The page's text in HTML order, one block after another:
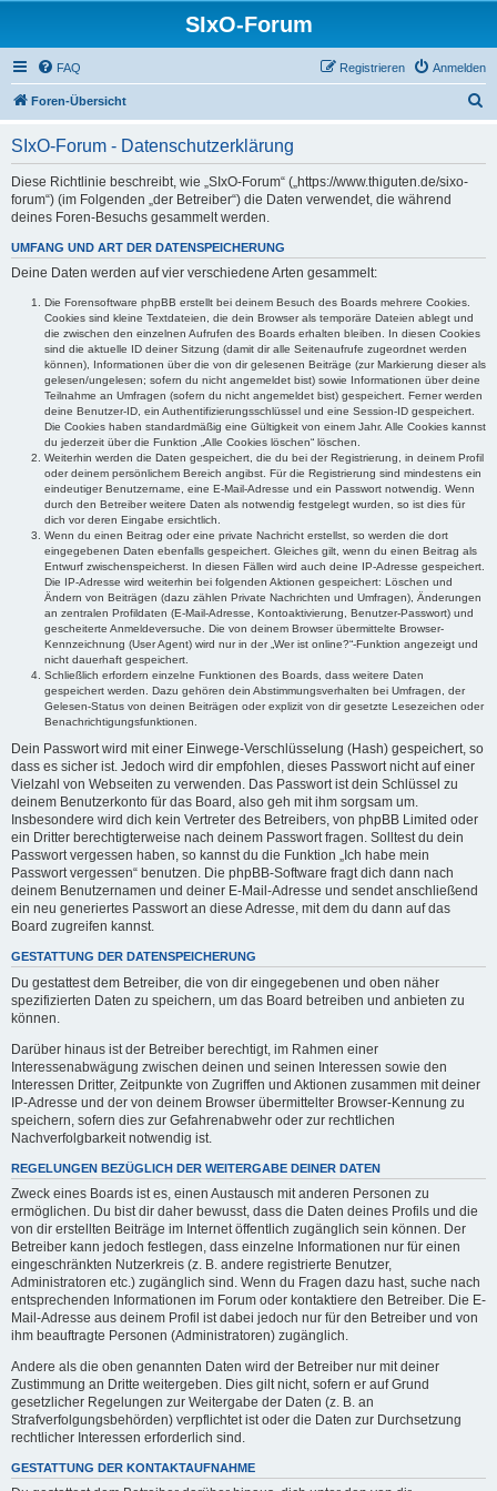
SIxO-Forum
FAQ Anmelden
Registrieren
Foren-Übersicht
SIxO-Forum - Datenschutzerklärung
Diese Richtlinie beschreibt, wie „SIxO-Forum“ („https://www.thiguten.de/sixo-
forum“) (im Folgenden „der Betreiber“) die Daten verwendet, die während
deines Foren-Besuchs gesammelt werden.
UMFANG UND ART DER DATENSPEICHERUNG
Deine Daten werden auf vier verschiedene Arten gesammelt:
Die Forensoftware phpBB erstellt bei deinem Besuch des Boards mehrere Cookies.
Cookies sind kleine Textdateien, die dein Browser als temporäre Dateien ablegt und
die zwischen den einzelnen Aufrufen des Boards erhalten bleiben. In diesen Cookies
sind die aktuelle ID deiner Sitzung (damit dir alle Seitenaufrufe zugeordnet werden
können), Informationen über die von dir gelesenen Beiträge (zur Markierung dieser als
gelesen/ungelesen; sofern du nicht angemeldet bist) sowie Informationen über deine
Teilnahme an Umfragen (sofern du nicht angemeldet bist) gespeichert. Ferner werden
deine Benutzer-ID, ein Authentifizierungsschlüssel und eine Session-ID gespeichert.
Die Cookies haben standardmäßig eine Gültigkeit von einem Jahr. Alle Cookies kannst
du jederzeit über die Funktion „Alle Cookies löschen“ löschen.
Weiterhin werden die Daten gespeichert, die du bei der Registrierung, in deinem Profil
oder deinem persönlichem Bereich angibst. Für die Registrierung sind mindestens ein
eindeutiger Benutzername, eine E-Mail-Adresse und ein Passwort notwendig. Wenn
durch den Betreiber weitere Daten als notwendig festgelegt wurden, so ist dies für
dich vor deren Eingabe ersichtlich.
Wenn du einen Beitrag oder eine private Nachricht erstellst, so werden die dort
eingegebenen Daten ebenfalls gespeichert. Gleiches gilt, wenn du einen Beitrag als
Entwurf zwischenspeicherst. In diesen Fällen wird auch deine IP-Adresse gespeichert.
Die IP-Adresse wird weiterhin bei folgenden Aktionen gespeichert: Löschen und
Ändern von Beiträgen (dazu zählen Private Nachrichten und Umfragen), Änderungen
an zentralen Profildaten (E-Mail-Adresse, Kontoaktivierung, Benutzer-Passwort) und
gescheiterte Anmeldeversuche. Die von deinem Browser übermittelte Browser-
Kennzeichnung (User Agent) wird nur in der „Wer ist online?“-Funktion angezeigt und
nicht dauerhaft gespeichert.
Schließlich erfordern einzelne Funktionen des Boards, dass weitere Daten
gespeichert werden. Dazu gehören dein Abstimmungsverhalten bei Umfragen, der
Gelesen-Status von deinen Beiträgen oder explizit von dir gesetzte Lesezeichen oder
Benachrichtigungsfunktionen.
Dein Passwort wird mit einer Einwege-Verschlüsselung (Hash) gespeichert, so
dass es sicher ist. Jedoch wird dir empfohlen, dieses Passwort nicht auf einer
Vielzahl von Webseiten zu verwenden. Das Passwort ist dein Schlüssel zu
deinem Benutzerkonto für das Board, also geh mit ihm sorgsam um.
Insbesondere wird dich kein Vertreter des Betreibers, von phpBB Limited oder
ein Dritter berechtigterweise nach deinem Passwort fragen. Solltest du dein
Passwort vergessen haben, so kannst du die Funktion „Ich habe mein
Passwort vergessen“ benutzen. Die phpBB-Software fragt dich dann nach
deinem Benutzernamen und deiner E-Mail-Adresse und sendet anschließend
ein neu generiertes Passwort an diese Adresse, mit dem du dann auf das
Board zugreifen kannst.
GESTATTUNG DER DATENSPEICHERUNG
Du gestattest dem Betreiber, die von dir eingegebenen und oben näher
spezifizierten Daten zu speichern, um das Board betreiben und anbieten zu
können.
Darüber hinaus ist der Betreiber berechtigt, im Rahmen einer
Interessenabwägung zwischen deinen und seinen Interessen sowie den
Interessen Dritter, Zeitpunkte von Zugriffen und Aktionen zusammen mit deiner
IP-Adresse und der von deinem Browser übermittelter Browser-Kennung zu
speichern, sofern dies zur Gefahrenabwehr oder zur rechtlichen
Nachverfolgbarkeit notwendig ist.
REGELUNGEN BEZÜGLICH DER WEITERGABE DEINER DATEN
Zweck eines Boards ist es, einen Austausch mit anderen Personen zu
ermöglichen. Du bist dir daher bewusst, dass die Daten deines Profils und die
von dir erstellten Beiträge im Internet öffentlich zugänglich sein können. Der
Betreiber kann jedoch festlegen, dass einzelne Informationen nur für einen
eingeschränkten Nutzerkreis (z. B. andere registrierte Benutzer,
Administratoren etc.) zugänglich sind. Wenn du Fragen dazu hast, suche nach
entsprechenden Informationen im Forum oder kontaktiere den Betreiber. Die E-
Mail-Adresse aus deinem Profil ist dabei jedoch nur für den Betreiber und von
ihm beauftragte Personen (Administratoren) zugänglich.
Andere als die oben genannten Daten wird der Betreiber nur mit deiner
Zustimmung an Dritte weitergeben. Dies gilt nicht, sofern er auf Grund
gesetzlicher Regelungen zur Weitergabe der Daten (z. B. an
Strafverfolgungsbehörden) verpflichtet ist oder die Daten zur Durchsetzung
rechtlicher Interessen erforderlich sind.
GESTATTUNG DER KONTAKTAUFNAHME